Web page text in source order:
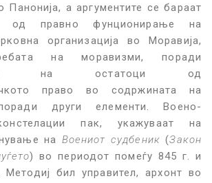
Панонија, а аргументите се бараат
од правно фунционирање на
организација во Моравија,
на моравизми, поради
на остатоци од
право во содржината на
други елементи. Воено-
пак, укажуваат на
на Воениот судбеник (Закон
) во периодот помеѓу 845 г. и
бил управител, архонт во